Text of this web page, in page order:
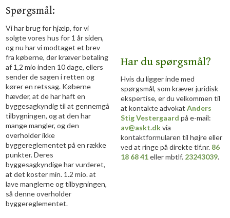
Spørgsmål​:
Vi har brug for hjælp, for vi
solgte vores hus for 1 år siden,
og nu har vi modtaget et brev
fra køberne, der kræver betaling
af 1,2 mio inden 10 dage, ellers
sender de sagen i retten og
kører en retssag. Køberne
hævder, at de har haft en
byggesagkyndig til at gennemgå
tilbygningen, og at den har
mange mangler, og den
overholder ikke
byggereglementet på en række
punkter. Deres
byggesagkyndige har vurderet,
at det koster min. 1.2 mio. at
lave manglerne og tilbygningen,
så denne overholder
byggereglementet.
​Har du spørgsmål?
​Hvis du ligger inde med
spørgsmål, som kræver juridisk
ekspertise, er du velkommen til
at kontakte advokat Anders
Stig Vestergaard på e-mail:
av@askt.dkvia
kontaktformularen til højre eller
ved at ringe på direkte tlf.nr. 86
18 68 41eller mbtlf. 23243039.